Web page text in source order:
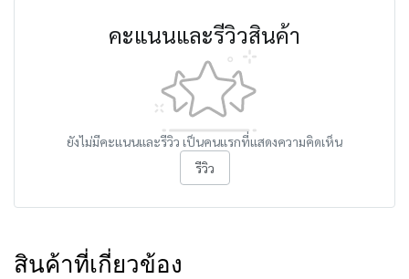
คะแนนและรีวิวสินค้า
ยังไม่มีคะแนนและรีวิว เป็นคนแรกที่แสดงความคิดเห็น
รีวิว
สินค้าที่เกี่ยวข้อง